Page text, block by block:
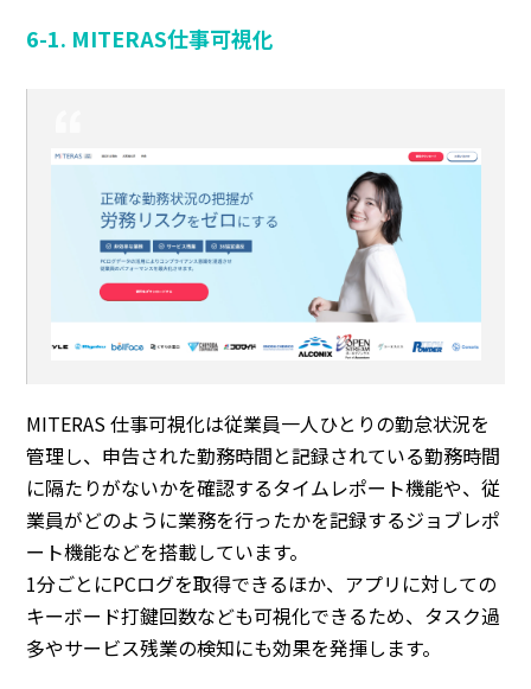
6-1. MITERAS仕事可視化
MITERAS 仕事可視化は従業員一人ひとりの勤怠状況を
管理し、申告された勤務時間と記録されている勤務時間
に隔たりがないかを確認するタイムレポート機能や、従
業員がどのように業務を行ったかを記録するジョブレポ
ート機能などを搭載しています。
1分ごとにPCログを取得できるほか、アプリに対しての
キーボード打鍵回数なども可視化できるため、タスク過
多やサービス残業の検知にも効果を発揮します。